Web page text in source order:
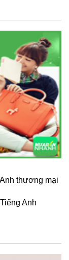
thương mại
Anh